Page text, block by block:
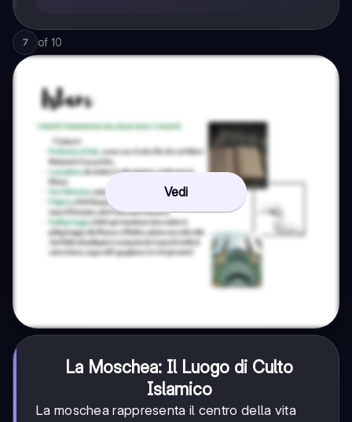
7 of 10
Vedi
La Moschea: Il Luogo di Culto
Islamico
La moschea rappresenta il centro della vita